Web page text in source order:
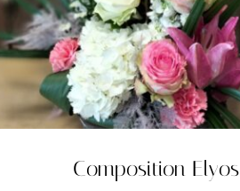
Composition Elyos